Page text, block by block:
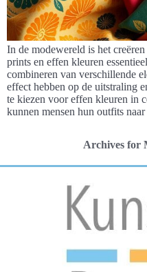
In de modewereld is het
prints en effen kleuren
combineren van verschillende
effect hebben op de uitstraling
te kiezen voor effen kleuren in
kunnen mensen hun outfits
Archives for